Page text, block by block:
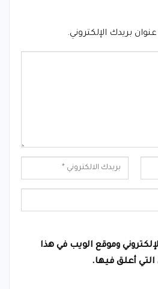
بريدك الإلكتروني.
وموقع الويب في هذا
التي أعلق فيها.